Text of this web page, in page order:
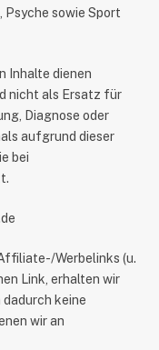
Psyche sowie Sport
Inhalte dienen
nicht als Ersatz für
Diagnose oder
aufgrund dieser
bei
Werbelinks (u.
Link, erhalten wir
dadurch keine
wir an